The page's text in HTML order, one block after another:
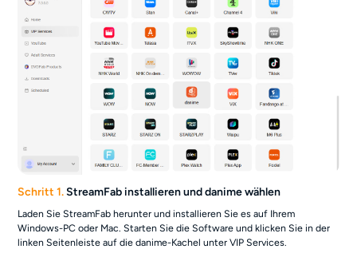
Schritt 1.StreamFab installieren und danime wählen
Laden Sie StreamFab herunter und installieren Sie es auf Ihrem
Windows-PC oder Mac. Starten Sie die Software und klicken Sie in der
linken Seitenleiste auf die danime-Kachel unter VIP Services.